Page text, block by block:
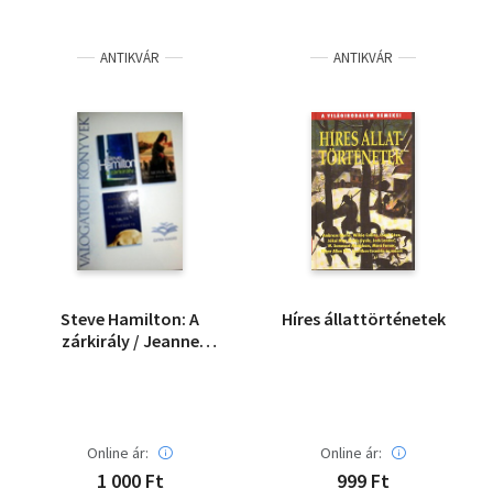
ANTIKVÁR
Steve Hamilton: A
zárkirály / Jeanne
művészete
Online ár:
1 000 Ft
ANTIKVÁR
Híres állattörténetek
Online ár:
999 Ft